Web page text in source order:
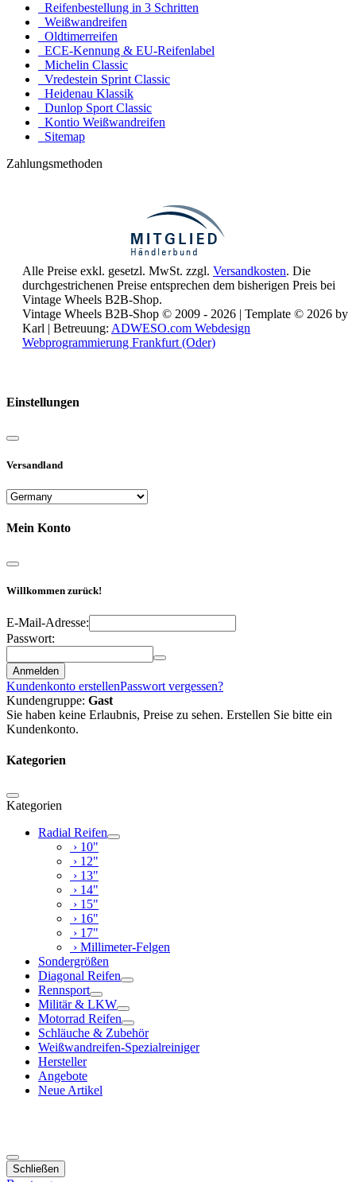
Reifenbestellung in 3 Schritten
Weißwandreifen
Oldtimerreifen
ECE-Kennung & EU-Reifenlabel
Michelin Classic
Vredestein Sprint Classic
Heidenau Klassik
Dunlop Sport Classic
Kontio Weißwandreifen
Sitemap
Zahlungsmethoden
Alle Preise exkl. gesetzl. MwSt. zzgl. Versandkosten. Die
durchgestrichenen Preise entsprechen dem bisherigen Preis bei
Vintage Wheels B2B-Shop.
Vintage Wheels B2B-Shop © 2009 - 2026 | Template © 2026 by
Karl | Betreuung: ADWESO.com Webdesign
Webprogrammierung Frankfurt (Oder)
Einstellungen
Versandland
Mein Konto
Willkommen zurück!
E-Mail-Adresse:
Passwort:
Anmelden
Kundenkonto erstellenPasswort vergessen?
Kundengruppe: Gast
Sie haben keine Erlaubnis, Preise zu sehen. Erstellen Sie bitte ein
Kundenkonto.
Kategorien
Kategorien
Radial Reifen
› 10"
› 12"
› 13"
› 14"
› 15"
› 16"
› 17"
› Millimeter-Felgen
Sondergrößen
Diagonal Reifen
Rennsport
Militär & LKW
Motorrad Reifen
Schläuche & Zubehör
Weißwandreifen-Spezialreiniger
Hersteller
Angebote
Neue Artikel
Schließen